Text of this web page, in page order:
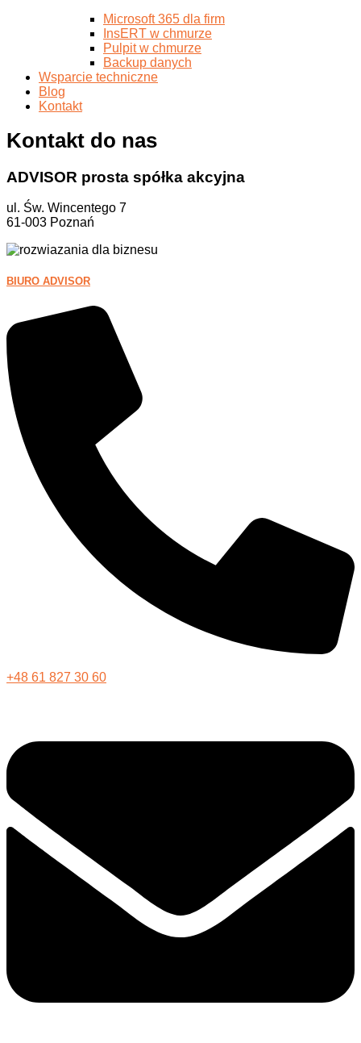
Microsoft 365 dla firm
InsERT w chmurze
Pulpit w chmurze
Backup danych
Wsparcie techniczne
Blog
Kontakt
Kontakt do nas
ADVISOR prosta spółka akcyjna
ul. Św. Wincentego 7
61-003 Poznań
BIURO ADVISOR
+48 61 827 30 60